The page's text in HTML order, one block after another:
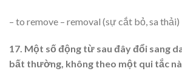
– to remove – removal (sự cắt bỏ, sa thải)
17. Một số động từ sau đây đổi sang
bất thường, không theo một qui tắc